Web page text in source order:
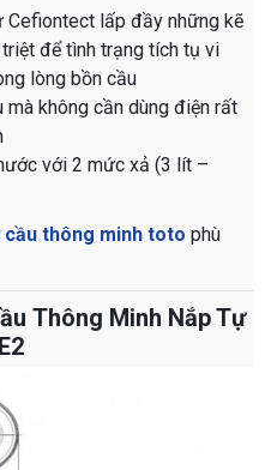
Cefiontect lấp đầy những kẽ
để tình trạng tích tụ vi
lòng bồn cầu
mà không cần dùng điện rất
với 2 mức xả (3 lít –
cầu thông minh toto phù
Thông Minh Nắp Tự